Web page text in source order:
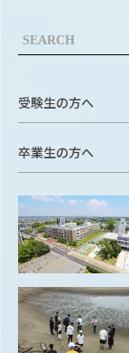
受験生の方へ
卒業生の方へ